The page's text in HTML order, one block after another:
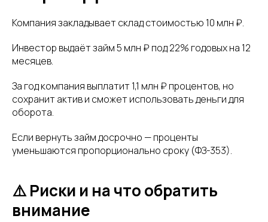
Компания закладывает склад стоимостью 10 млн ₽.
Инвестор выдаёт займ 5 млн ₽ под 22% годовых на 12
месяцев.
За год компания выплатит 1,1 млн ₽ процентов, но
сохранит актив и сможет использовать деньги для
оборота.
Если вернуть займ досрочно — проценты
уменьшаются пропорционально сроку (ФЗ-353).
⚠️ Риски и на что обратить
внимание